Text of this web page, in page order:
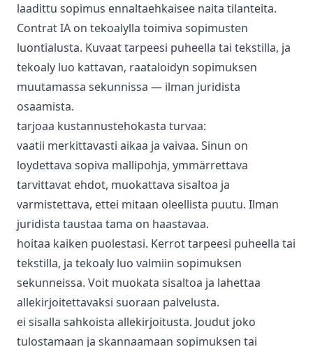
laadittu sopimus ennaltaehkaisee naita tilanteita.
Contrat IA on tekoalylla toimiva sopimusten
luontialusta. Kuvaat tarpeesi puheella tai tekstilla, ja
tekoaly luo kattavan, raataloidyn sopimuksen
muutamassa sekunnissa — ilman juridista
osaamista.
tarjoaa kustannustehokasta turvaa:
vaatii merkittavasti aikaa ja vaivaa. Sinun on
loydettava sopiva mallipohja, ymmärrettava
tarvittavat ehdot, muokattava sisaltoa ja
varmistettava, ettei mitaan oleellista puutu. Ilman
juridista taustaa tama on haastavaa.
hoitaa kaiken puolestasi. Kerrot tarpeesi puheella tai
tekstilla, ja tekoaly luo valmiin sopimuksen
sekunneissa. Voit muokata sisaltoa ja lahettaa
allekirjoitettavaksi suoraan palvelusta.
ei sisalla sahkoista allekirjoitusta. Joudut joko
tulostamaan ja skannaamaan sopimuksen tai